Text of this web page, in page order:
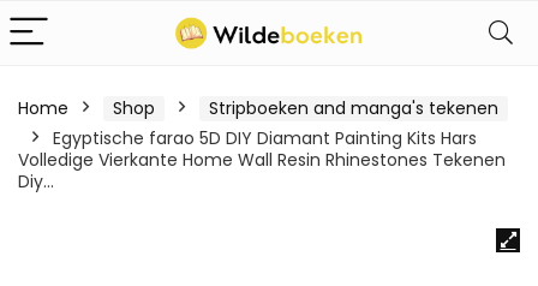
Home Shop
Stripboeken and manga's tekenen
Egyptische farao 5D DIY Diamant Painting Kits Hars
Volledige Vierkante Home Wall Resin Rhinestones Tekenen
Diy…